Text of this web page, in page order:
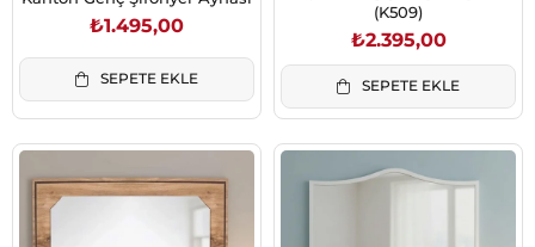
₺1.495,00
SEPETE EKLE
(K509)
₺2.395,00
SEPETE EKLE